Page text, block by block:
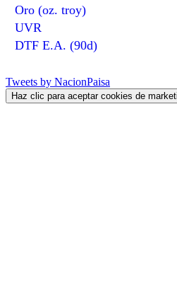
Oro (oz. troy)
UVR
DTF E.A. (90d)
Tweets by NacionPaisa
Haz clic para aceptar cookies de